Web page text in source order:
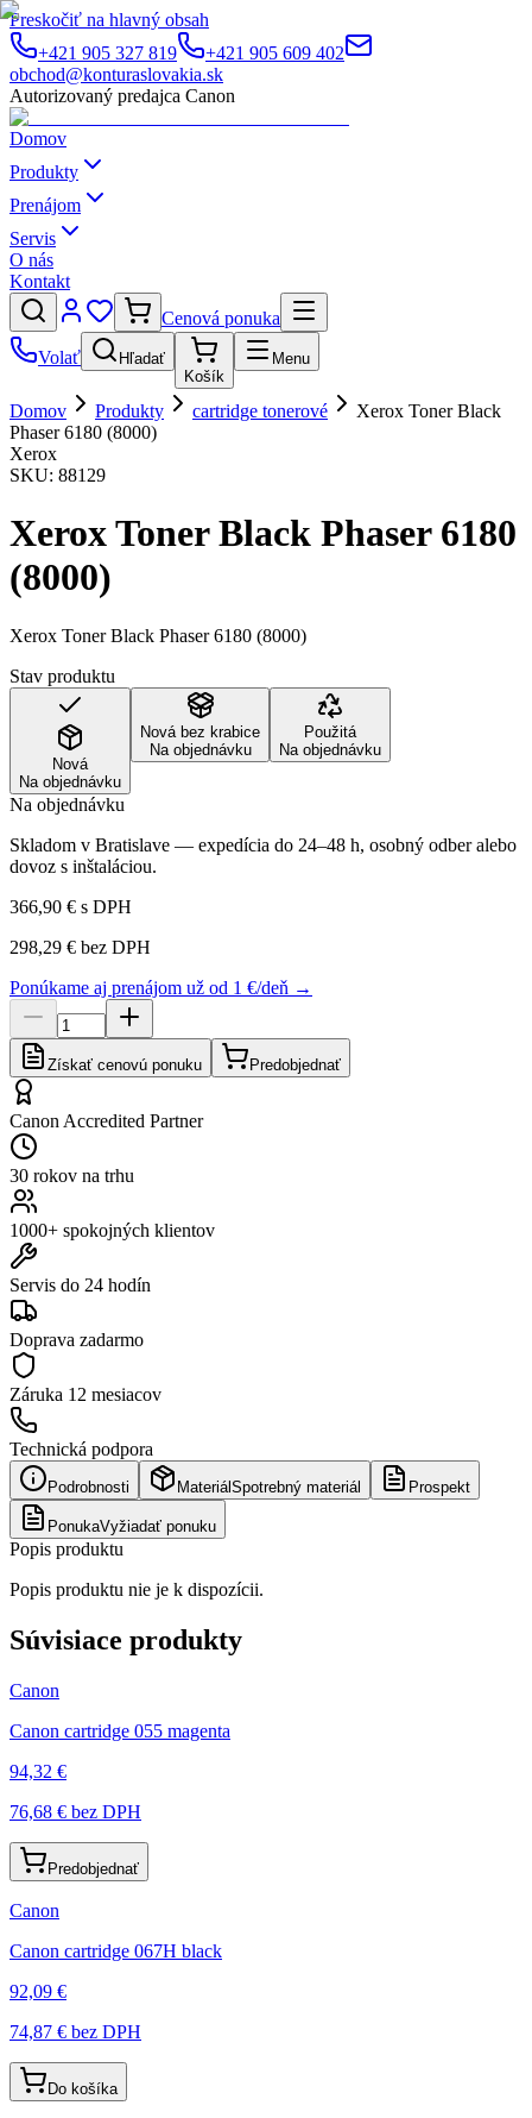
Preskočiť na hlavný obsah
+421 905 327 819
+421 905 609 402
obchod@konturaslovakia.sk
Autorizovaný predajca Canon
Domov
Produkty
Prenájom
Servis
O nás
Kontakt
Cenová ponuka
Volať
Hľadať
Košík
Menu
Domov Produkty cartridge tonerové
Xerox Toner Black
Phaser 6180 (8000)
Xerox
SKU: 88129
Xerox Toner Black Phaser 6180
(8000)
Xerox Toner Black Phaser 6180 (8000)
Stav produktu
Nová
Na objednávku
Nová bez krabice
Na objednávku
Použitá
Na objednávku
Na objednávku
Skladom v Bratislave — expedícia do 24–48 h, osobný odber alebo
dovoz s inštaláciou.
366,90 € s DPH
298,29 € bez DPH
Ponúkame aj prenájom už od 1 €/deň →
Získať cenovú ponuku Predobjednať
Canon Accredited Partner
30 rokov na trhu
1000+ spokojných klientov
Servis do 24 hodín
Doprava zadarmo
Záruka 12 mesiacov
Technická podpora
Podrobnosti Materiál Spotrebný materiál Prospekt
PonukaVyžiadať ponuku
Popis produktu
Popis produktu nie je k dispozícii.
Súvisiace produkty
Canon
Canon cartridge 055 magenta
94,32 €
76,68 € bez DPH
Predobjednať
Canon
Canon cartridge 067H black
92,09 €
74,87 € bez DPH
Do košíka